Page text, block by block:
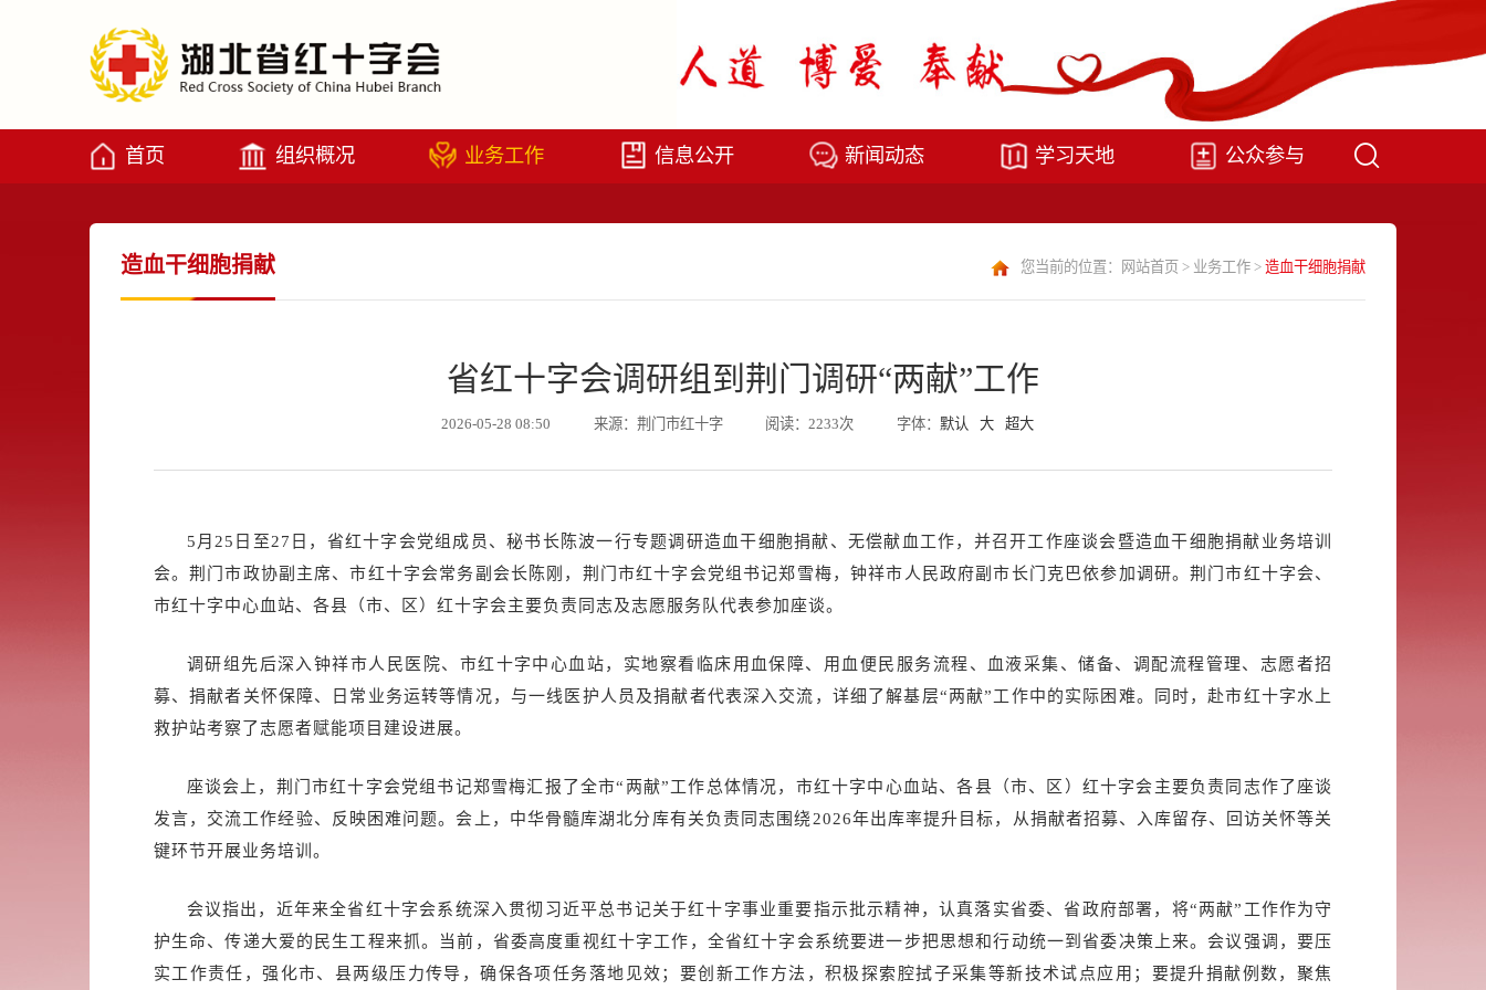
首页 组织概况 业务工作 信息公开 新闻动态 学习天地 公众参与
造血干细胞捐献 您当前的位置： 网站首页 > 业务工作 >造血干细胞捐献
省红十字会调研组到荆门调研“两献”工作
2026-05-28 08:50 来源：荆门市红十字 阅读：2233次 字体： 默认 大 超大
5月25日至27日，省红十字会党组成员、秘书长陈波一行专题调研造血干细胞捐献、无偿献血工作，并召开工作座谈会暨造血干细胞捐献业务培训
会。荆门市政协副主席、市红十字会常务副会长陈刚，荆门市红十字会党组书记郑雪梅，钟祥市人民政府副市长门克巴依参加调研。荆门市红十字会、
市红十字中心血站、各县（市、区）红十字会主要负责同志及志愿服务队代表参加座谈。
调研组先后深入钟祥市人民医院、市红十字中心血站，实地察看临床用血保障、用血便民服务流程、血液采集、储备、调配流程管理、志愿者招
募、捐献者关怀保障、日常业务运转等情况，与一线医护人员及捐献者代表深入交流，详细了解基层“两献”工作中的实际困难。同时，赴市红十字水上
救护站考察了志愿者赋能项目建设进展。
座谈会上，荆门市红十字会党组书记郑雪梅汇报了全市“两献”工作总体情况，市红十字中心血站、各县（市、区）红十字会主要负责同志作了座谈
发言，交流工作经验、反映困难问题。会上，中华骨髓库湖北分库有关负责同志围绕2026年出库率提升目标，从捐献者招募、入库留存、回访关怀等关
键环节开展业务培训。
会议指出，近年来全省红十字会系统深入贯彻习近平总书记关于红十字事业重要指示批示精神，认真落实省委、省政府部署，将“两献”工作作为守
护生命、传递大爱的民生工程来抓。当前，省委高度重视红十字工作，全省红十字会系统要进一步把思想和行动统一到省委决策上来。会议强调，要压
实工作责任，强化市、县两级压力传导，确保各项任务落地见效；要创新工作方法，积极探索腔拭子采集等新技术试点应用；要提升捐献例数，聚焦